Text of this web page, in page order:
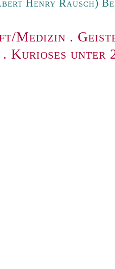
Henry Rausch)
Medizin .
. Kurioses unter